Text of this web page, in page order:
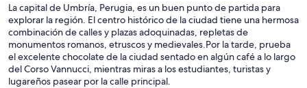
La capital de Umbría, Perugia, es un buen punto de partida para
explorar la región. El centro histórico de la ciudad tiene una hermosa
combinación de calles y plazas adoquinadas, repletas de
monumentos romanos, etruscos y medievales.Por la tarde, prueba
el excelente chocolate de la ciudad sentado en algún café a lo largo
del Corso Vannucci, mientras miras a los estudiantes, turistas y
lugareños pasear por la calle principal.